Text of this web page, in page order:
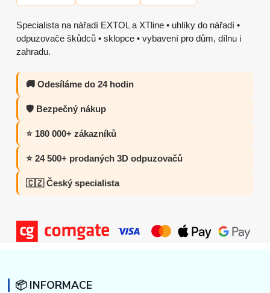
Specialista na nářadí EXTOL a XTline • uhlíky do nářadí •
odpuzovače škůdců • sklopce • vybavení pro dům, dílnu i
zahradu.
🚚 Odesíláme do 24 hodin
🛡️ Bezpečný nákup
⭐ 180 000+ zákazníků
⭐ 24 500+ prodaných 3D odpuzovačů
🇨🇿 Český specialista
📦 INFORMACE